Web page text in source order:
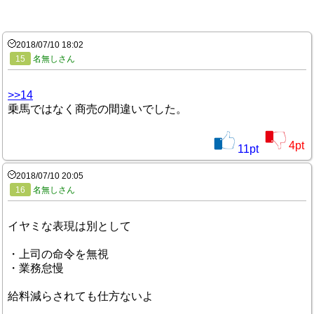
2018/07/10 18:02
15
名無しさん
>>14
乗馬ではなく商売の間違いでした。
11pt 4pt
2018/07/10 20:05
16
名無しさん
イヤミな表現は別として
・上司の命令を無視
・業務怠慢
給料減らされても仕方ないよ